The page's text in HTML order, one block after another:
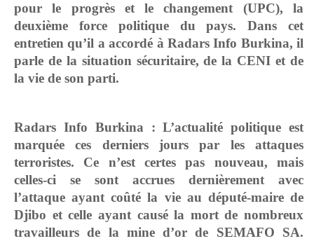
pour le progrès et le changement (UPC), la
deuxième force politique du pays. Dans cet
entretien qu’il a accordé à Radars Info Burkina, il
parle de la situation sécuritaire, de la CENI et de
la vie de son parti.
Radars Info Burkina : L’actualité politique est
marquée ces derniers jours par les attaques
terroristes. Ce n’est certes pas nouveau, mais
celles-ci se sont accrues dernièrement avec
l’attaque ayant coûté la vie au député-maire de
Djibo et celle ayant causé la mort de nombreux
travailleurs de la mine d’or de SEMAFO SA.